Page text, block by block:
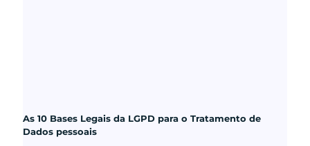
As 10 Bases Legais da LGPD para o Tratamento de
Dados pessoais